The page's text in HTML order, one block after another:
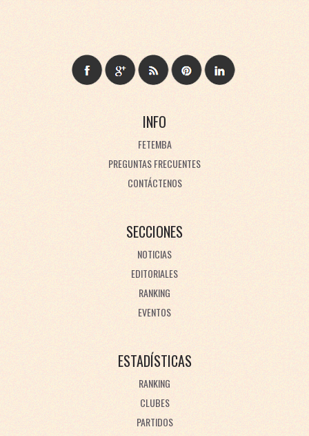
INFO
FETEMBA
PREGUNTAS FRECUENTES
CONTÁCTENOS
SECCIONES
NOTICIAS
EDITORIALES
RANKING
EVENTOS
ESTADÍSTICAS
RANKING
CLUBES
PARTIDOS